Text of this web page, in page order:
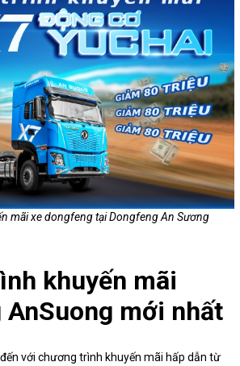
mãi xe dongfeng tại Dongfeng An Sương
khuyến mãi
AnSuong mới nhất
với chương trình khuyến mãi hấp dẫn từ